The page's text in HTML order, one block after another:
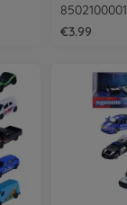
8502100001
€3.99